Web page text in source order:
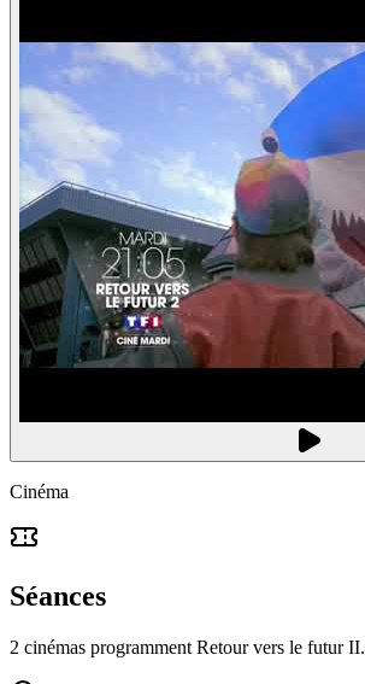
Cinéma
Séances
2 cinémas programment Retour vers le futur II.